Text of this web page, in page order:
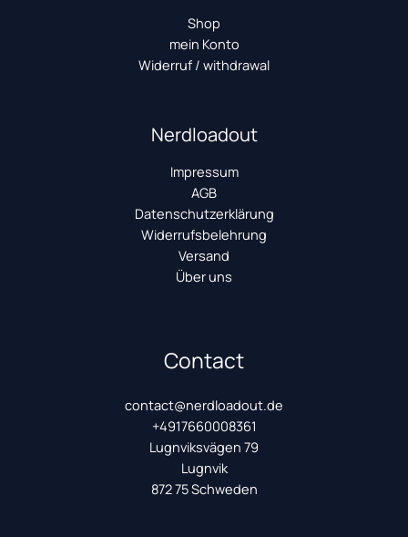
Shop
mein Konto
Widerruf / withdrawal
Nerdloadout
Impressum
AGB
Datenschutzerklärung
Widerrufsbelehrung
Versand
Über uns
Contact
contact@nerdloadout.de
+4917660008361
Lugnviksvägen 79
Lugnvik
872 75 Schweden